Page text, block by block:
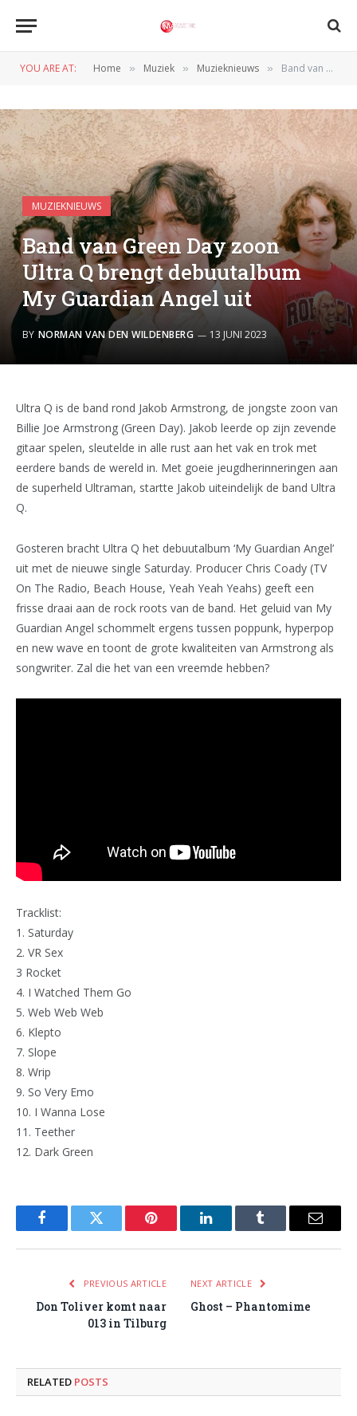
YOU ARE AT: Home » Muziek » Muzieknieuws » Band van Green Day zoon Ultra Q brengt debuutalbum My Guardian Angel uit
MUZIEKNIEUWS
Band van Green Day zoon
Ultra Q brengt debuutalbum
My Guardian Angel uit
BY NORMAN VAN DEN WILDENBERG 13 JUNI 2023
Ultra Q is de band rond Jakob Armstrong, de jongste zoon van
Billie Joe Armstrong (Green Day). Jakob leerde op zijn zevende
gitaar spelen, sleutelde in alle rust aan het vak en trok met
eerdere bands de wereld in. Met goeie jeugdherinneringen aan
de superheld Ultraman, startte Jakob uiteindelijk de band Ultra
Q.
Gosteren bracht Ultra Q het debuutalbum ‘My Guardian Angel’
uit met de nieuwe single Saturday. Producer Chris Coady (TV
On The Radio, Beach House, Yeah Yeah Yeahs) geeft een
frisse draai aan de rock roots van de band. Het geluid van My
Guardian Angel schommelt ergens tussen poppunk, hyperpop
en new wave en toont de grote kwaliteiten van Armstrong als
songwriter. Zal die het van een vreemde hebben?
Tracklist:
1. Saturday
2. VR Sex
3 Rocket
4. I Watched Them Go
5. Web Web Web
6. Klepto
7. Slope
8. Wrip
9. So Very Emo
10. I Wanna Lose
11. Teether
12. Dark Green
FacebookTwitter Pinterest LinkedInTumblr Email
PREVIOUS ARTICLE
Don Toliver komt naar
013 in Tilburg
NEXT ARTICLE
Ghost – Phantomime
RELATED POSTS